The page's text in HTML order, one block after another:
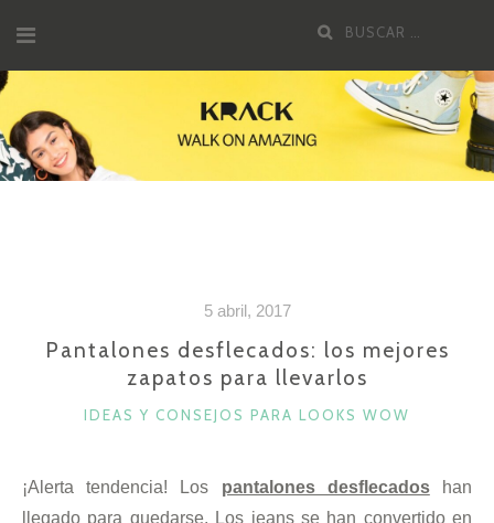
contenido
Buscar
5 abril, 2017
Pantalones desflecados: los mejores
zapatos para llevarlos
CATEGORÍAS
IDEAS Y CONSEJOS PARA LOOKS WOW
¡Alerta tendencia! Los pantalones desflecadoshan
llegado para quedarse. Los jeans se han convertido en